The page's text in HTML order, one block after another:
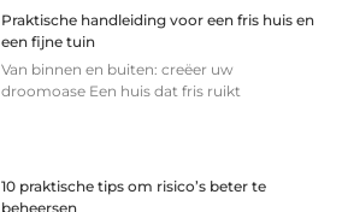
Praktische handleiding voor een fris huis en
een fijne tuin
Van binnen en buiten: creëer uw
droomoase Een huis dat fris ruikt
10 praktische tips om risico’s beter te
beheersen